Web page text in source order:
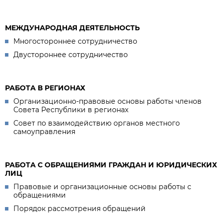
МЕЖДУНАРОДНАЯ ДЕЯТЕЛЬНОСТЬ
Многостороннее сотрудничество
Двустороннее сотрудничество
РАБОТА В РЕГИОНАХ
Организационно-правовые основы работы членов
Совета Республики в регионах
Совет по взаимодействию органов местного
самоуправления
РАБОТА С ОБРАЩЕНИЯМИ ГРАЖДАН И ЮРИДИЧЕСКИХ
ЛИЦ
Правовые и организационные основы работы с
обращениями
Порядок рассмотрения обращений